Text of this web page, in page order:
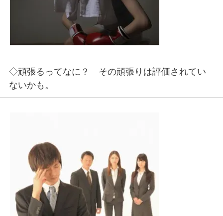
◇頑張るってなに？ その頑張りは評価されてい
ないかも。